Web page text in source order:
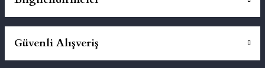
Güvenli Alışveriş